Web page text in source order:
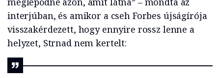
interjúban, és amikor a cseh Forbes újságírója
visszakérdezett, hogy ennyire rossz lenne a
helyzet, Strnad nem kertelt: